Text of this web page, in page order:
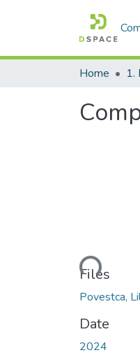
Home 1.
Loading...
Files
Povestca,
Date
2024